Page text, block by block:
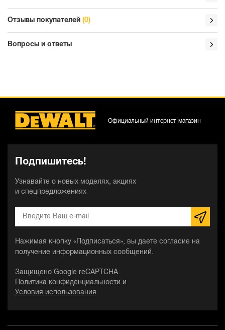
Отзывы покупателей (0)
Вопросы и ответы
Подпишитесь!
Узнавайте о новых моделях, акциях
и спецпредложениях
Нажимая кнопку «Подписаться», вы даете согласие на
получение информационных сообщений.
Защищено Google reCAPTCHA.
Политика конфиденциальности
и
Условия использования .
Официальный интернет-магазин